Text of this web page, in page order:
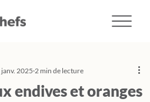
endives et oranges
janv. 2025 2 min de lecture